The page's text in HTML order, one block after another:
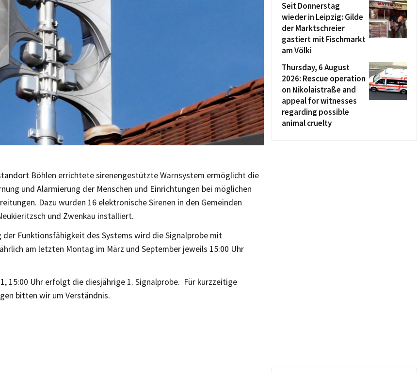
Böhlen errichtete sirenengestützte Warnsystem ermöglicht die
und Alarmierung der Menschen und Einrichtungen bei möglichen
Dazu wurden 16 elektronische Sirenen in den Gemeinden
und Zwenkau installiert.
der Funktionsfähigkeit des Systems wird die Signalprobe mit
am letzten Montag im März und September jeweils 15:00 Uhr
15:00 Uhr erfolgt die diesjährige 1. Signalprobe. Für kurzzeitige
bitten wir um Verständnis.
Seit Donnerstag
wieder in Leipzig: Gilde
der Marktschreier
gastiert mit Fischmarkt
am Völki
Thursday, 6 August
2026: Rescue operation
on Nikolaistraße and
appeal for witnesses
regarding possible
animal cruelty